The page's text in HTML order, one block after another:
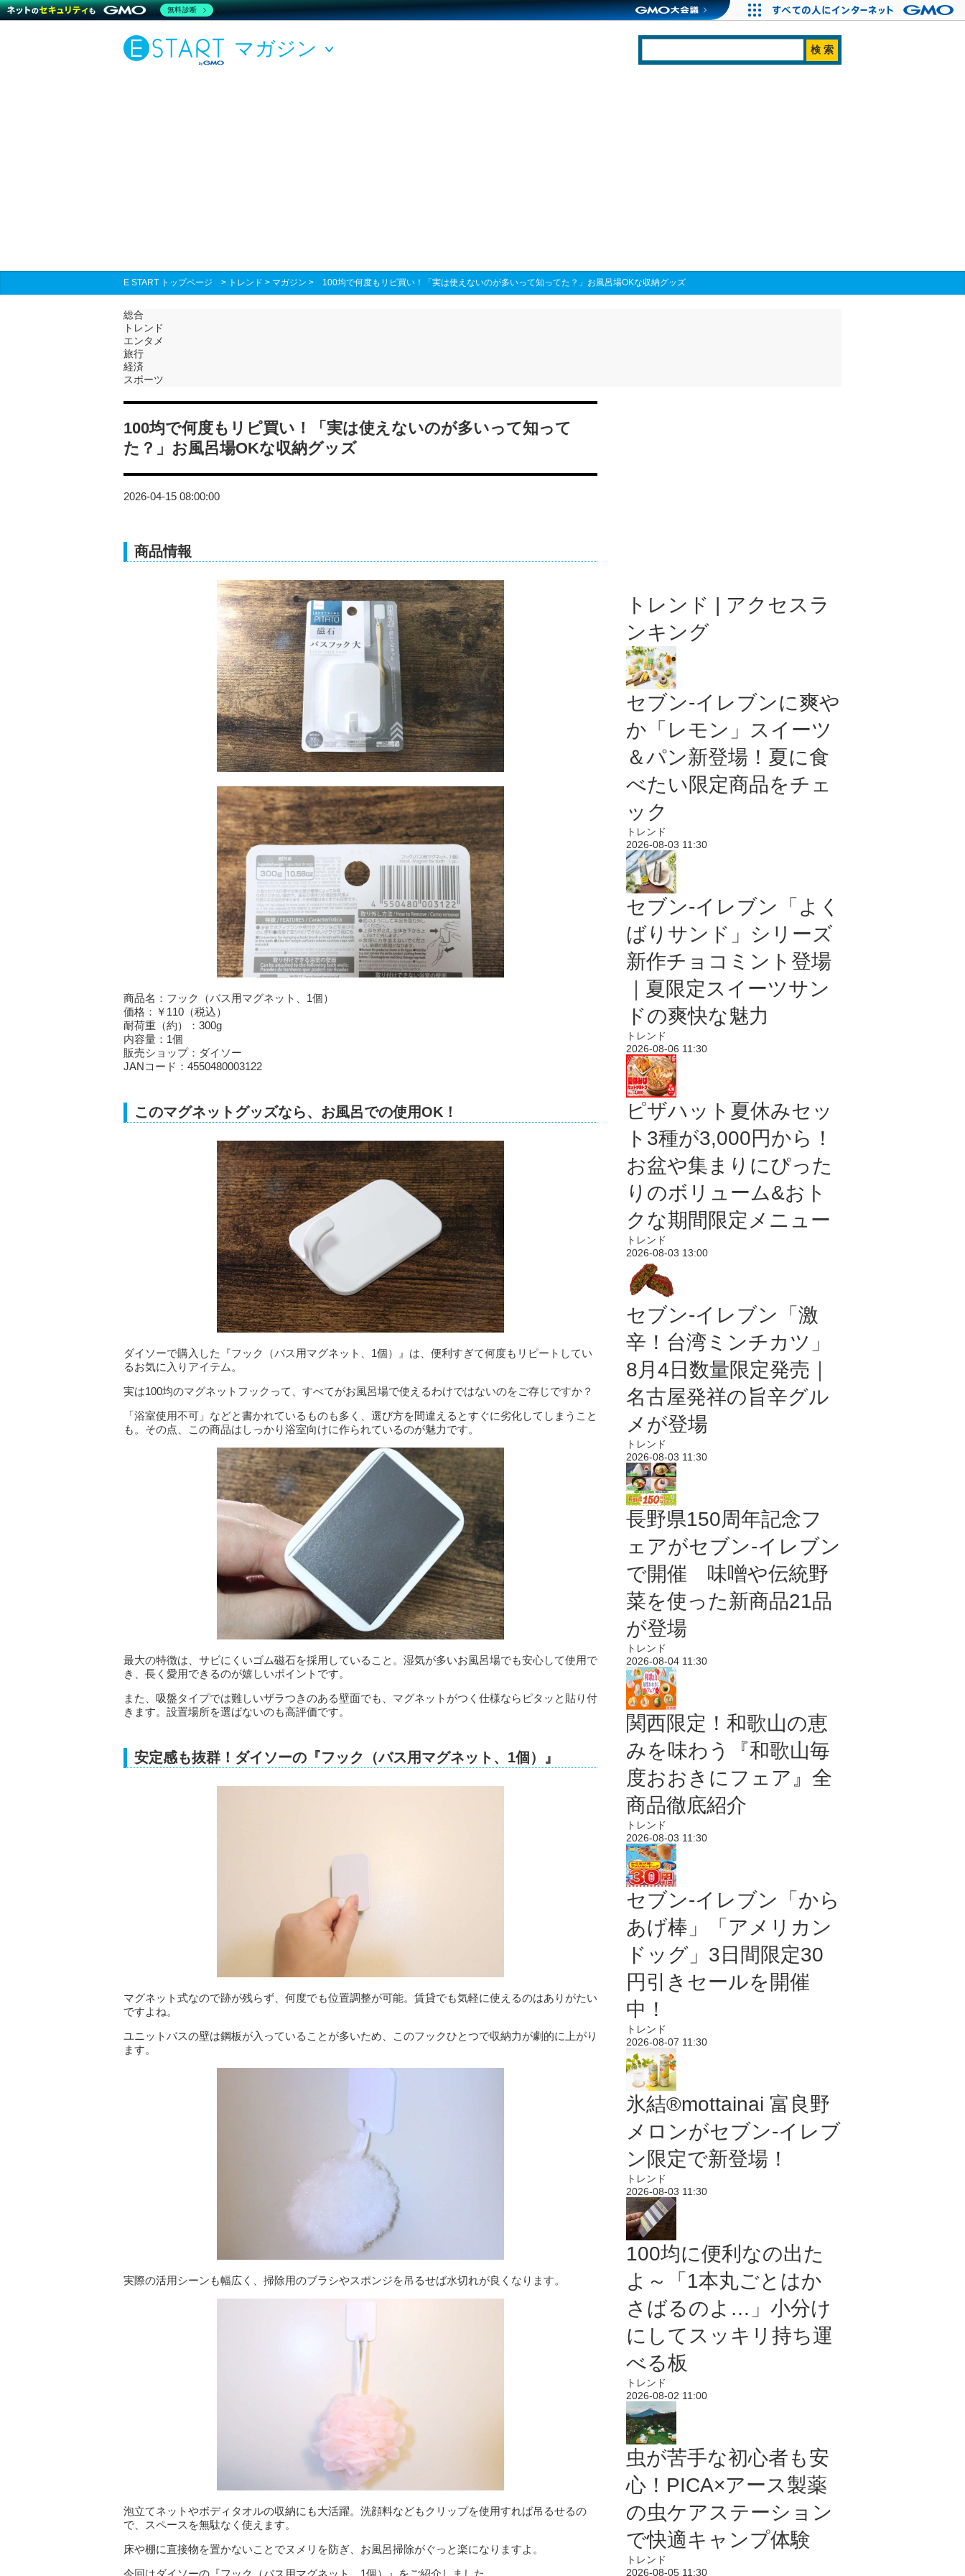
マガジン
E START トップページ > トレンド > マガジン > 100均で何度もリピ買い！「実は使えないのが多いって知ってた？」お風呂場OKな収納グッズ
総合
トレンド
エンタメ
旅行
経済
スポーツ
100均で何度もリピ買い！「実は使えないのが多いって知って
た？」お風呂場OKな収納グッズ
2026-04-15 08:00:00
商品情報
商品名：フック（バス用マグネット、1個）
価格：￥110（税込）
耐荷重（約）：300g
内容量：1個
販売ショップ：ダイソー
JANコード：4550480003122
このマグネットグッズなら、お風呂での使用OK！
ダイソーで購入した『フック（バス用マグネット、1個）』は、便利すぎて何度もリピートしてい
るお気に入りアイテム。
実は100均のマグネットフックって、すべてがお風呂場で使えるわけではないのをご存じですか？
「浴室使用不可」などと書かれているものも多く、選び方を間違えるとすぐに劣化してしまうこと
も。その点、この商品はしっかり浴室向けに作られているのが魅力です。
最大の特徴は、サビにくいゴム磁石を採用していること。湿気が多いお風呂場でも安心して使用で
き、長く愛用できるのが嬉しいポイントです。
また、吸盤タイプでは難しいザラつきのある壁面でも、マグネットがつく仕様ならピタッと貼り付
きます。設置場所を選ばないのも高評価です。
安定感も抜群！ダイソーの『フック（バス用マグネット、1個）』
マグネット式なので跡が残らず、何度でも位置調整が可能。賃貸でも気軽に使えるのはありがたい
ですよね。
ユニットバスの壁は鋼板が入っていることが多いため、このフックひとつで収納力が劇的に上がり
ます。
実際の活用シーンも幅広く、掃除用のブラシやスポンジを吊るせば水切れが良くなります。
泡立てネットやボディタオルの収納にも大活躍。洗顔料などもクリップを使用すれば吊るせるの
で、スペースを無駄なく使えます。
床や棚に直接物を置かないことでヌメリを防ぎ、お風呂掃除がぐっと楽になりますよ。
今回はダイソーの『フック（バス用マグネット、1個）』をご紹介しました。
トレンド | アクセスラ
ンキング
セブン‐イレブンに爽や
か「レモン」スイーツ
＆パン新登場！夏に食
べたい限定商品をチェ
ック
トレンド
2026-08-03 11:30
セブン‐イレブン「よく
ばりサンド」シリーズ
新作チョコミント登場
｜夏限定スイーツサン
ドの爽快な魅力
トレンド
2026-08-06 11:30
ピザハット夏休みセッ
ト3種が3,000円から！
お盆や集まりにぴった
りのボリューム&おト
クな期間限定メニュー
トレンド
2026-08-03 13:00
セブン-イレブン「激
辛！台湾ミンチカツ」
8月4日数量限定発売｜
名古屋発祥の旨辛グル
メが登場
トレンド
2026-08-03 11:30
長野県150周年記念フ
ェアがセブン-イレブン
で開催 味噌や伝統野
菜を使った新商品21品
が登場
トレンド
2026-08-04 11:30
関西限定！和歌山の恵
みを味わう『和歌山毎
度おおきにフェア』全
商品徹底紹介
トレンド
2026-08-03 11:30
セブン‐イレブン「から
あげ棒」「アメリカン
ドッグ」3日間限定30
円引きセールを開催
中！
トレンド
2026-08-07 11:30
氷結®mottainai 富良野
メロンがセブン‐イレブ
ン限定で新登場！
トレンド
2026-08-03 11:30
100均に便利なの出た
よ～「1本丸ごとはか
さばるのよ…」小分け
にしてスッキリ持ち運
べる板
トレンド
2026-08-02 11:00
虫が苦手な初心者も安
心！PICA×アース製薬
の虫ケアステーション
で快適キャンプ体験
トレンド
2026-08-05 11:30
無料診断